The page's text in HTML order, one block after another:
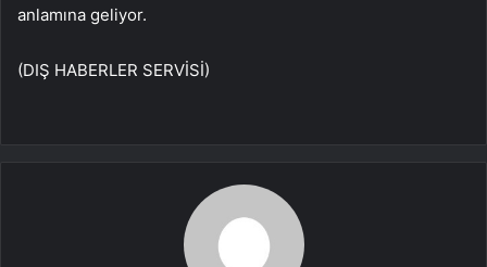
anlamına geliyor.
(DIŞ HABERLER SERVİSİ)